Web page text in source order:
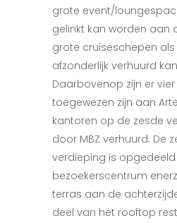
grote event/
gelinkt kan worden aan
grote cruiseschepen
afzonderlijk verhuurd
Daarbovenop zijn er
toegewezen zijn aan
kantoren op de zesde
door MBZ verhuurd. De
verdieping is opgedeeld
bezoekerscentrum
terras aan de
deel van het rooftop